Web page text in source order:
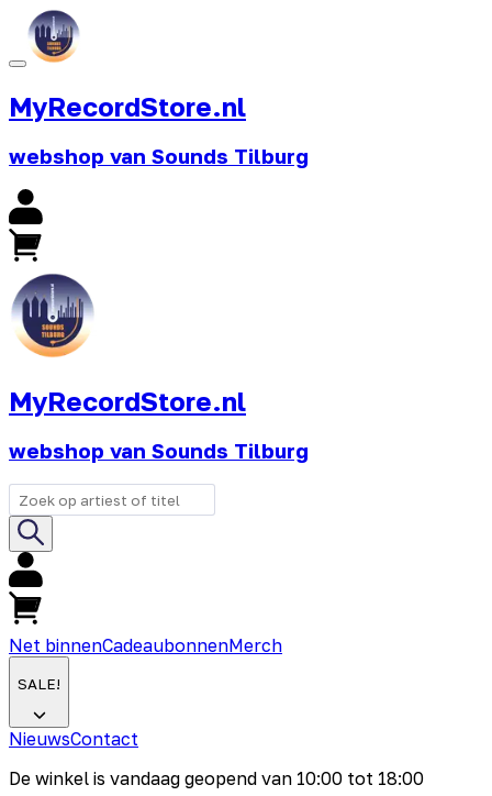
MyRecordStore.nl
webshop van Sounds Tilburg
MyRecordStore.nl
webshop van Sounds Tilburg
Net binnenCadeaubonnenMerch
SALE!
NieuwsContact
De winkel is vandaag geopend van 10:00 tot 18:00